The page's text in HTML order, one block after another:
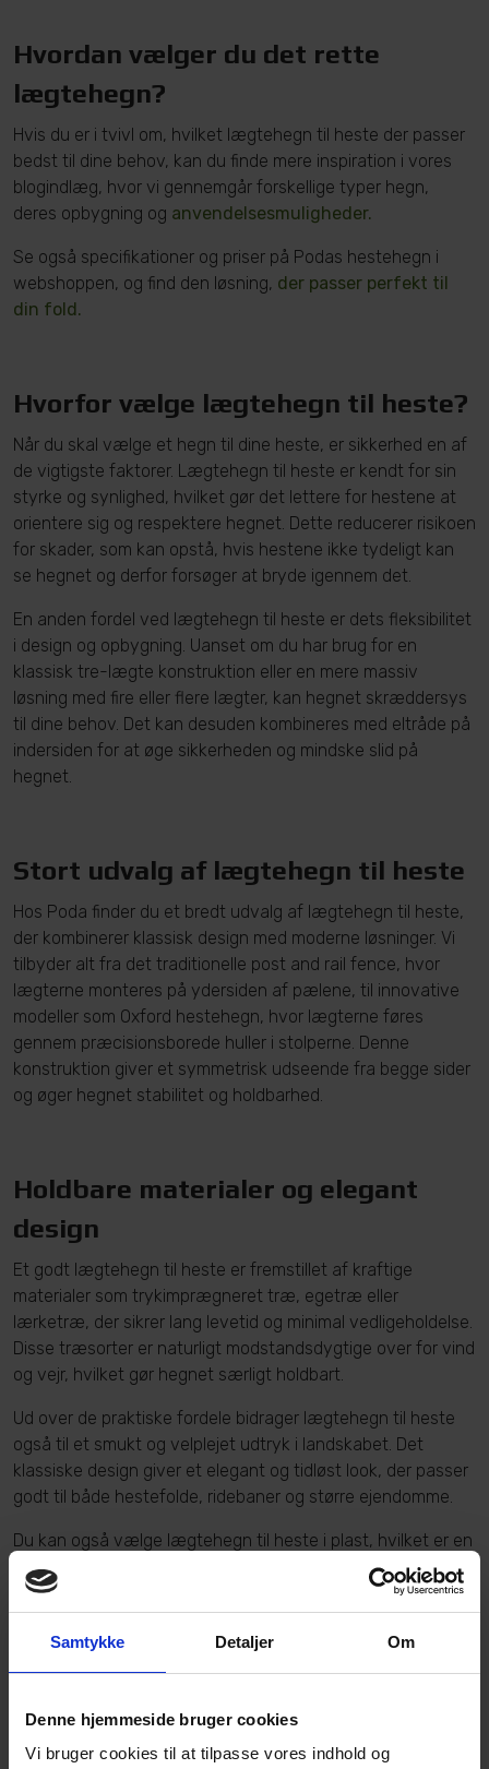
Samtykke Detaljer Om
Denne hjemmeside bruger cookies
Vi bruger cookies til at tilpasse vores indhold og
Hvordan vælger du det rette
lægtehegn?
Hvis du er i tvivl om, hvilket lægtehegn til heste der passer
bedst til dine behov, kan du finde mere inspiration i vores
blogindlæg, hvor vi gennemgår forskellige typer hegn,
deres opbygning og anvendelsesmuligheder.
Se også specifikationer og priser på Podas hestehegn i
webshoppen, og find den løsning, der passer perfekt til
din fold.
Hvorfor vælge lægtehegn til heste?
Når du skal vælge et hegn til dine heste, er sikkerhed en af
de vigtigste faktorer. Lægtehegn til heste er kendt for sin
styrke og synlighed, hvilket gør det lettere for hestene at
orientere sig og respektere hegnet. Dette reducerer risikoen
for skader, som kan opstå, hvis hestene ikke tydeligt kan
se hegnet og derfor forsøger at bryde igennem det.
En anden fordel ved lægtehegn til heste er dets fleksibilitet
i design og opbygning. Uanset om du har brug for en
klassisk tre-lægte konstruktion eller en mere massiv
løsning med fire eller flere lægter, kan hegnet skræddersys
til dine behov. Det kan desuden kombineres med eltråde på
indersiden for at øge sikkerheden og mindske slid på
hegnet.
Stort udvalg af lægtehegn til heste
Hos Poda finder du et bredt udvalg af lægtehegn til heste,
der kombinerer klassisk design med moderne løsninger. Vi
tilbyder alt fra det traditionelle post and rail fence, hvor
lægterne monteres på ydersiden af pælene, til innovative
modeller som Oxford hestehegn, hvor lægterne føres
gennem præcisionsborede huller i stolperne. Denne
konstruktion giver et symmetrisk udseende fra begge sider
og øger hegnet stabilitet og holdbarhed.
Holdbare materialer og elegant
design
Et godt lægtehegn til heste er fremstillet af kraftige
materialer som trykimprægneret træ, egetræ eller
lærketræ, der sikrer lang levetid og minimal vedligeholdelse.
Disse træsorter er naturligt modstandsdygtige over for vind
og vejr, hvilket gør hegnet særligt holdbart.
Ud over de praktiske fordele bidrager lægtehegn til heste
også til et smukt og velplejet udtryk i landskabet. Det
klassiske design giver et elegant og tidløst look, der passer
godt til både hestefolde, ridebaner og større ejendomme.
Du kan også vælge lægtehegn til heste i plast, hvilket er en
populær løsning for dem, der ønsker et næsten
vedligeholdelsesfrit hegn. Plasthegnet er UV-bestandigt,
hvilket betyder, at det ikke mister farven eller bliver sprødt
over tid, selv ved langvarig eksponering for sollys. Plast
lægtehegn til heste kombinerer altså holdbarhed med et